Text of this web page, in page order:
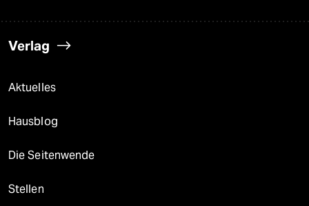
Verlag
Aktuelles
Hausblog
Die Seitenwende
Stellen